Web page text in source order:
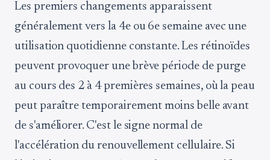
Les premiers changements apparaissent
généralement vers la 4e ou 6e semaine avec une
utilisation quotidienne constante. Les rétinoïdes
peuvent provoquer une brève période de purge
au cours des 2 à 4 premières semaines, où la peau
peut paraître temporairement moins belle avant
de s'améliorer. C'est le signe normal de
l'accélération du renouvellement cellulaire. Si